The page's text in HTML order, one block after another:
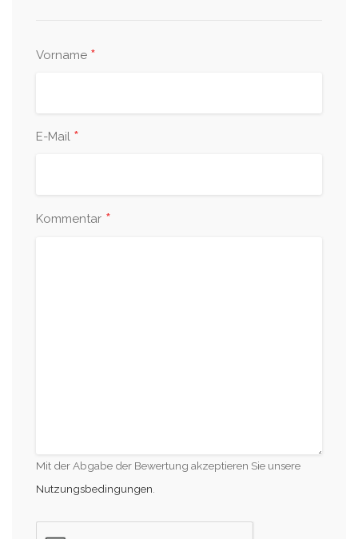
Vorname *
E-Mail *
Kommentar *
Mit der Abgabe der Bewertung akzeptieren Sie unsere
Nutzungsbedingungen